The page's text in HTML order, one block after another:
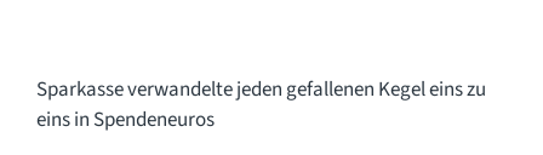
Sparkasse verwandelte jeden gefallenen Kegel eins zu
eins in Spendeneuros